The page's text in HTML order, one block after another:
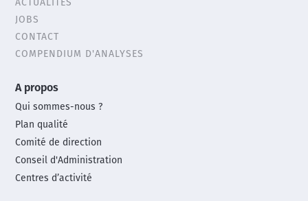
menu
ACTUALITÉS
JOBS
CONTACT
COMPENDIUM D'ANALYSES
footer
menu
A propos
Qui sommes-nous ?
Plan qualité
Comité de direction
Conseil d'Administration
Centres d’activité